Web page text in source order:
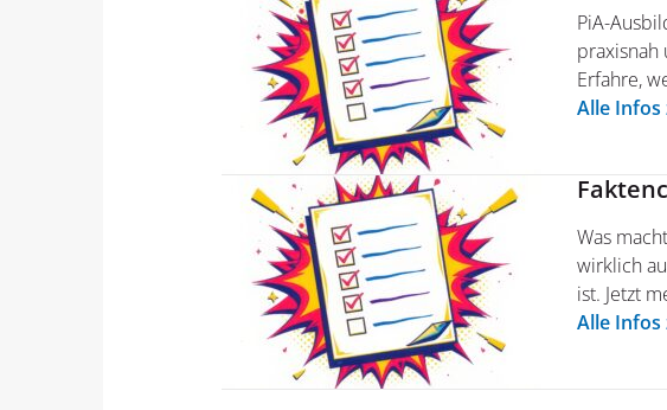
PiA-
praxisnah
Erfahre,
Alle Infos
Was
wirklich
ist. Jetzt
Alle Infos